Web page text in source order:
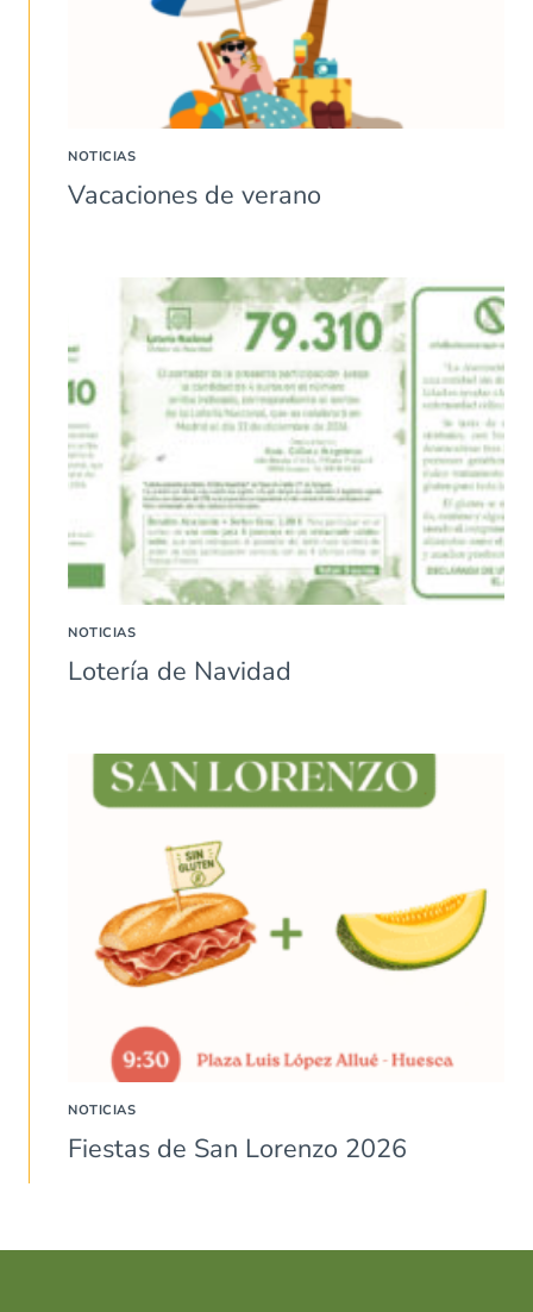
NOTICIAS
Vacaciones de verano
NOTICIAS
Lotería de Navidad
NOTICIAS
Fiestas de San Lorenzo 2026